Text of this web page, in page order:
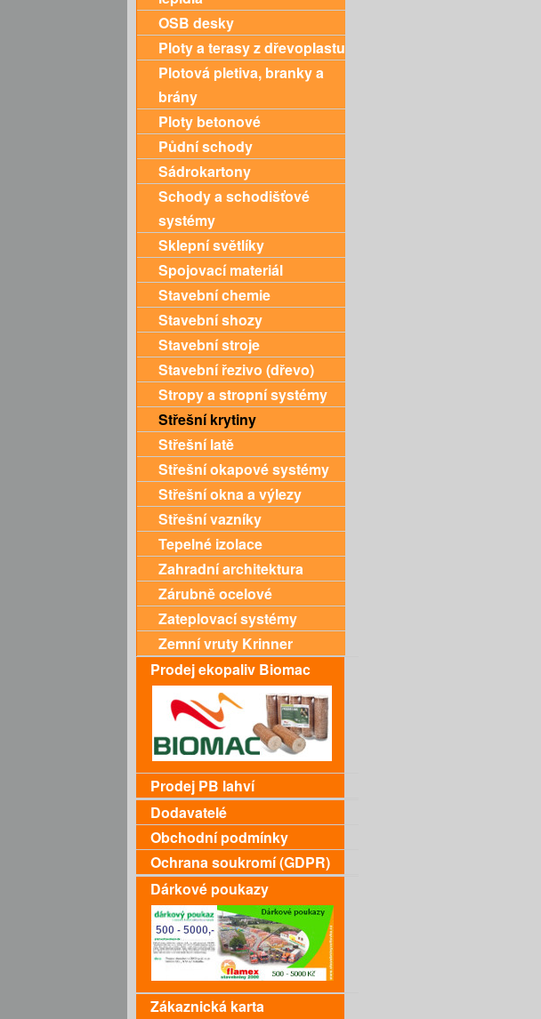
OSB desky
Ploty a terasy z dřevoplastu
Plotová pletiva, branky a
brány
Ploty betonové
Půdní schody
Sádrokartony
Schody a schodišťové
systémy
Sklepní světlíky
Spojovací materiál
Stavební chemie
Stavební shozy
Stavební stroje
Stavební řezivo (dřevo)
Stropy a stropní systémy
Střešní krytiny
Střešní latě
Střešní okapové systémy
Střešní okna a výlezy
Střešní vazníky
Tepelné izolace
Zahradní architektura
Zárubně ocelové
Zateplovací systémy
Zemní vruty Krinner
Prodej ekopaliv Biomac
Prodej PB lahví
Dodavatelé
Obchodní podmínky
Ochrana soukromí (GDPR)
Dárkové poukazy
Zákaznická karta